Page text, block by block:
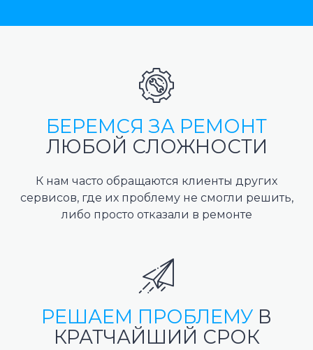
БЕРЕМСЯ ЗА РЕМОНТ
ЛЮБОЙ СЛОЖНОСТИ
К нам часто обращаются клиенты других
сервисов, где их проблему не смогли решить,
либо просто отказали в ремонте
РЕШАЕМ ПРОБЛЕМУ В
КРАТЧАЙШИЙ СРОК